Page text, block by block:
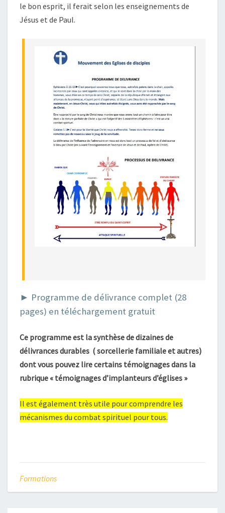
le bon esprit, il ferait selon les enseignements de
Jésus et de Paul.
► Programme de délivrance complet (28
pages) en téléchargement gratuit
Ce programme est la synthèse de dizaines de
délivrances durables ( sorcellerie familiale et autres)
dont vous pouvez lire certains témoignages dans la
rubrique « témoignages d’implanteurs d’églises »
Il est également très utile pour comprendre les
mécanismes du combat spirituel pour tous.
Formations